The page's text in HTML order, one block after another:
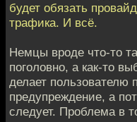
будет обязать
трафика. И всё.
Немцы вроде что-то
поголовно, а как-то
делает пользователю
предупреждение, а
следует. Проблема в